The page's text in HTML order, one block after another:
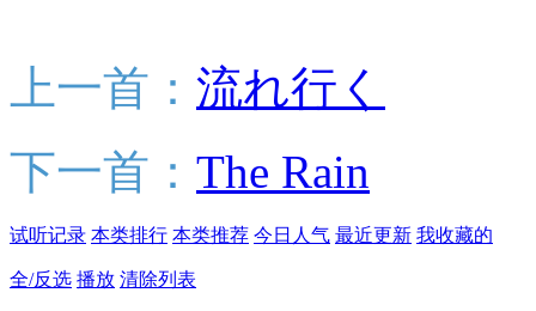
上一首： 流れ行く
下一首： The Rain
试听记录 本类排行 本类推荐 今日人气 最近更新 我收藏的
全/反选 播放 清除列表